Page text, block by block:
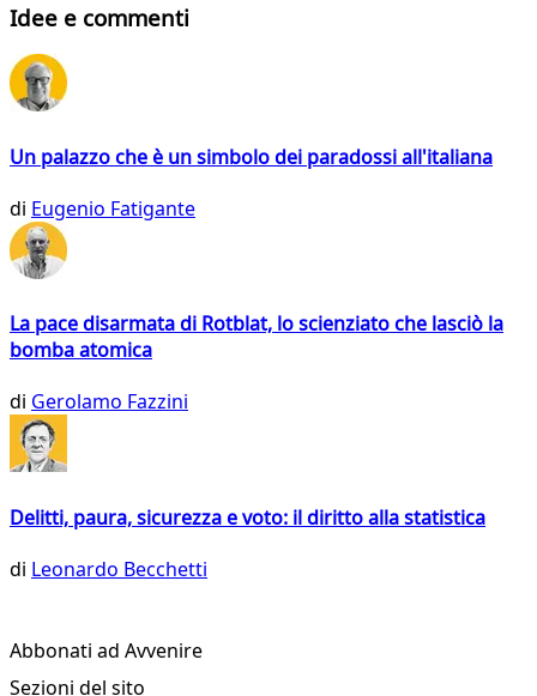
Idee e commenti
Un palazzo che è un simbolo dei paradossi all'italiana
di Eugenio Fatigante
La pace disarmata di Rotblat, lo scienziato che lasciò la
bomba atomica
di Gerolamo Fazzini
Delitti, paura, sicurezza e voto: il diritto alla statistica
di Leonardo Becchetti
Abbonati ad Avvenire
Sezioni del sito